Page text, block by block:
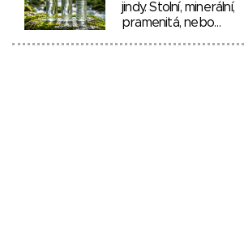
jindy. Stolní, minerální,
pramenitá, nebo…